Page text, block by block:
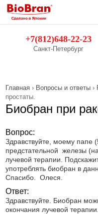
+7(812)648-22-23
Санкт-Петербург
Главная › Вопросы и ответы ›
простаты.
Биобран при
Вопрос:
Здравствуйте, моему папе
предстательной железы
лучевой терапии.
употреблять биобран в
Спасибо. Олеся.
Ответ:
Здравствуйте. Биобран
окончания лучевой